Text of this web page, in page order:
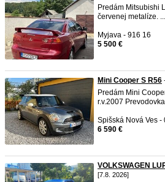
Predám Mitsubishi
červenej metalíze. ...
Myjava - 916 16
5 500 €
Mini Cooper S R56
Predám Mini
r.v.2007
Spišská Nová Ves -
6 590 €
VOLKSWAGEN
[7.8. 2026]